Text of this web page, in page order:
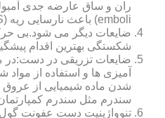
emboli) باعث نارسایی ریه (ARDS) عوارض مغزی و
ضایعات دیگر می شود.بی
شکستگی بهترین اقدام
ضایعات تزریقی در دست:در
آمیزی ها و استفاده از مواد
شدن ماده شیمیایی از عروق
سندرم مثل سندرم
تنوواژینیت دست عفونت گول